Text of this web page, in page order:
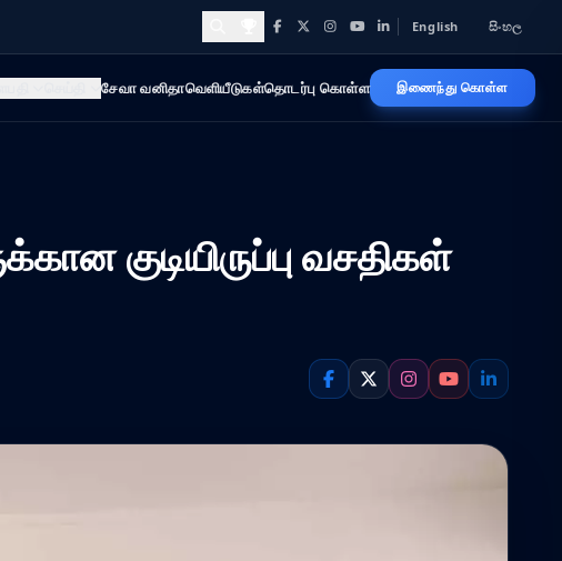
Awards and Achievements
Facebook
X Instagram
YouTubeLinkedInEnglish සිංහල
சேவா வனிதாவெளியீடுகள்தொடர்பு கொள்ள இணைந்து கொள்ள
குடியிருப்பு வசதிகள்